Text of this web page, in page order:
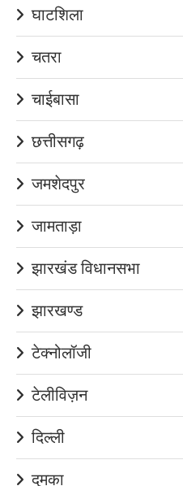
घाटशिला
चतरा
चाईबासा
छत्तीसगढ़
जमशेदपुर
जामताड़ा
झारखंड विधानसभा
झारखण्ड
टेक्नोलॉजी
टेलीविज़न
दिल्ली
दुमका